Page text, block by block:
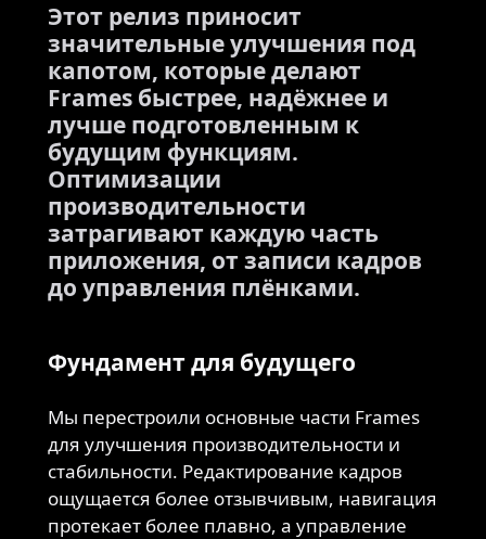
Этот релиз приносит
значительные улучшения под
капотом, которые делают
Frames быстрее, надёжнее и
лучше подготовленным к
будущим функциям.
Оптимизации
производительности
затрагивают каждую часть
приложения, от записи кадров
до управления плёнками.
Фундамент для будущего
Мы перестроили основные части Frames
для улучшения производительности и
стабильности. Редактирование кадров
ощущается более отзывчивым, навигация
протекает более плавно, а управление